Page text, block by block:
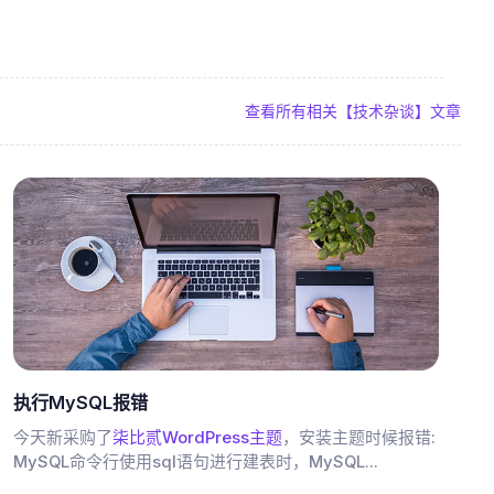
查看所有相关【技术杂谈】文章
执行MySQL报错
今天新采购了柒比贰WordPress主题，安装主题时候报错:
MySQL命令行使用sql语句进行建表时，MySQL...